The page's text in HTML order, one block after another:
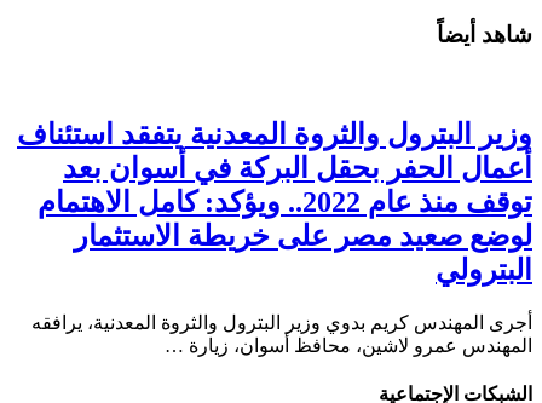
شاهد أيضاً
وزير البترول والثروة المعدنية يتفقد استئناف
أعمال الحفر بحقل البركة في أسوان بعد
توقف منذ عام 2022.. ويؤكد: كامل الاهتمام
لوضع صعيد مصر على خريطة الاستثمار
البترولي
أجرى المهندس كريم بدوي وزير البترول والثروة المعدنية، يرافقه
المهندس عمرو لاشين، محافظ أسوان، زيارة …
الشبكات الإجتماعية